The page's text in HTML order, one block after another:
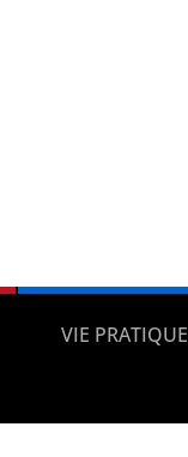
VIE PRATIQUE